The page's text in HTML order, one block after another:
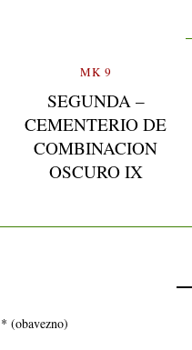
MK 9
SEGUNDA –
CEMENTERIO DE
COMBINACION
OSCURO IX
* (obavezno)